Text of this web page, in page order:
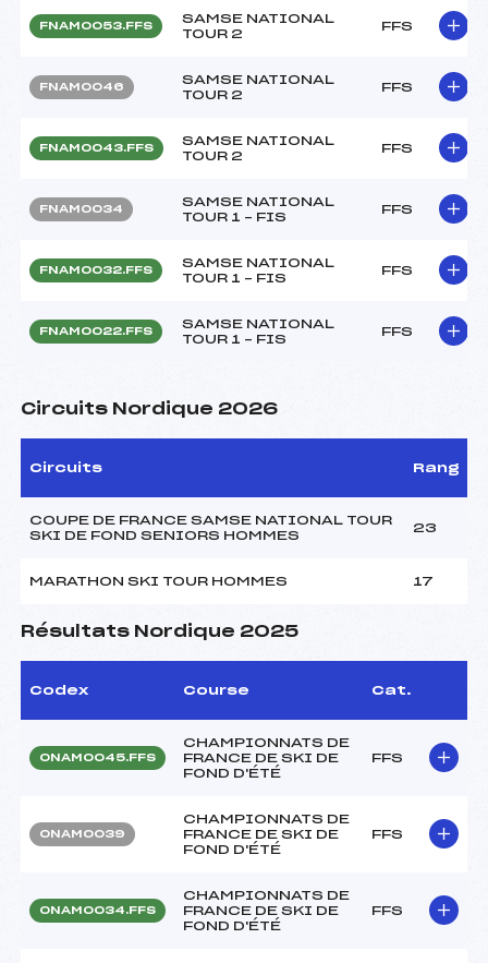
FNAM0053.FFS
SAMSE NATIONAL
TOUR 2
FFS
FNAM0046
SAMSE NATIONAL
TOUR 2
FFS
FNAM0043.FFS
SAMSE NATIONAL
TOUR 2
FFS
FNAM0034
SAMSE NATIONAL
TOUR 1 – FIS
FFS
FNAM0032.FFS
SAMSE NATIONAL
TOUR 1 – FIS
FFS
FNAM0022.FFS
SAMSE NATIONAL
TOUR 1 – FIS
FFS
Circuits Nordique 2026
Circuits Rang
COUPE DE FRANCE SAMSE NATIONAL TOUR
SKI DE FOND SENIORS HOMMES
23
MARATHON SKI TOUR HOMMES 17
Résultats Nordique 2025
Codex Course Cat.
ONAM0045.FFS
CHAMPIONNATS DE
FRANCE DE SKI DE
FOND D'ÉTÉ
FFS
ONAM0039
CHAMPIONNATS DE
FRANCE DE SKI DE
FOND D'ÉTÉ
FFS
ONAM0034.FFS
CHAMPIONNATS DE
FRANCE DE SKI DE
FOND D'ÉTÉ
FFS